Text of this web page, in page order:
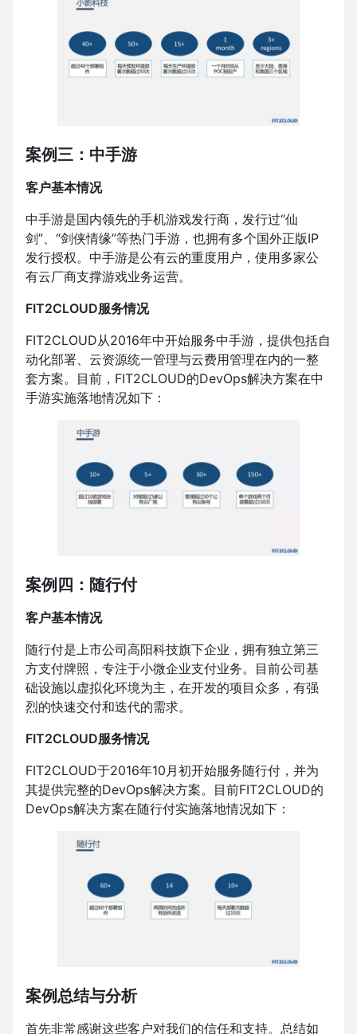
案例三：中手游
客户基本情况
中手游是国内领先的手机游戏发行商，发行过“仙
剑”、“剑侠情缘”等热门手游，也拥有多个国外正版IP
发行授权。中手游是公有云的重度用户，使用多家公
有云厂商支撑游戏业务运营。
FIT2CLOUD服务情况
FIT2CLOUD从2016年中开始服务中手游，提供包括自
动化部署、云资源统一管理与云费用管理在内的一整
套方案。目前，FIT2CLOUD的DevOps解决方案在中
手游实施落地情况如下：
案例四：随行付
客户基本情况
随行付是上市公司高阳科技旗下企业，拥有独立第三
方支付牌照，专注于小微企业支付业务。目前公司基
础设施以虚拟化环境为主，在开发的项目众多，有强
烈的快速交付和迭代的需求。
FIT2CLOUD服务情况
FIT2CLOUD于2016年10月初开始服务随行付，并为
其提供完整的DevOps解决方案。目前FIT2CLOUD的
DevOps解决方案在随行付实施落地情况如下：
案例总结与分析
首先非常感谢这些客户对我们的信任和支持。总结如